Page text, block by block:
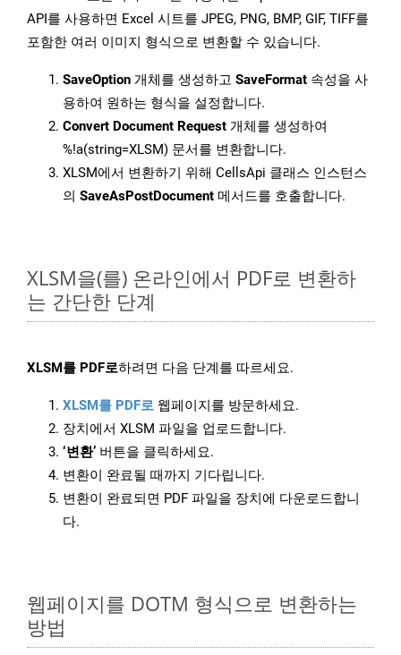
API를 사용하면 Excel 시트를 JPEG, PNG, BMP, GIF, TIFF를
포함한 여러 이미지 형식으로 변환할 수 있습니다.
SaveOption 개체를 생성하고 SaveFormat 속성을 사
용하여 원하는 형식을 설정합니다.
Convert Document Request 개체를 생성하여
%!a(string=XLSM) 문서를 변환합니다.
XLSM에서 변환하기 위해 CellsApi 클래스 인스턴스
의 SaveAsPostDocument 메서드를 호출합니다.
XLSM을(를) 온라인에서 PDF로 변환하
는 간단한 단계
XLSM를 PDF로하려면 다음 단계를 따르세요.
XLSM를 PDF로 웹페이지를 방문하세요.
장치에서 XLSM 파일을 업로드합니다.
‘변환’ 버튼을 클릭하세요.
변환이 완료될 때까지 기다립니다.
변환이 완료되면 PDF 파일을 장치에 다운로드합니
다.
웹페이지를 DOTM 형식으로 변환하는
방법